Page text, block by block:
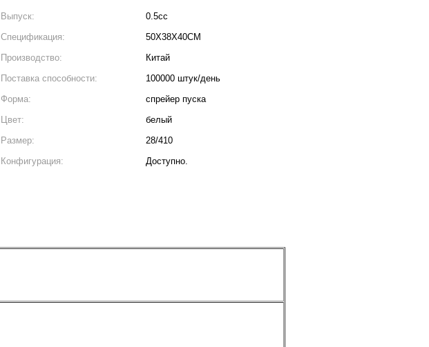
Выпуск:
0.5cc
Спецификация:
50X38X40CM
Производство:
Китай
Поставка способности:
100000 штук/день
Форма:
спрейер пуска
Цвет:
белый
Размер:
28/410
Конфигурация: Доступно.